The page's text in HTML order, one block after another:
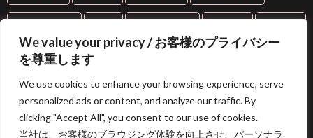
We value your privacy / お客様のプライバシー
を尊重します
We use cookies to enhance your browsing experience, serve
personalized ads or content, and analyze our traffic. By
clicking "Accept All", you consent to our use of cookies.
当社は、お客様のブラウジング体験を向上させ、パーソナラ
抗糖化 抗老化
美容 美容液 美白 美肌 芸能人愛用
限定コスメ 韓国コスメ